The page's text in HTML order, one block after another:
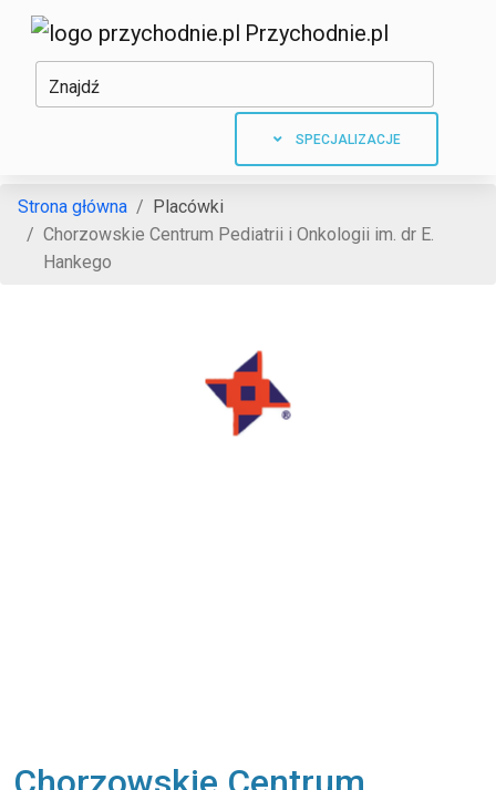
Przychodnie.pl
Znajdź
SPECJALIZACJE
Strona główna
Placówki
Chorzowskie Centrum Pediatrii i Onkologii im. dr E.
Hankego